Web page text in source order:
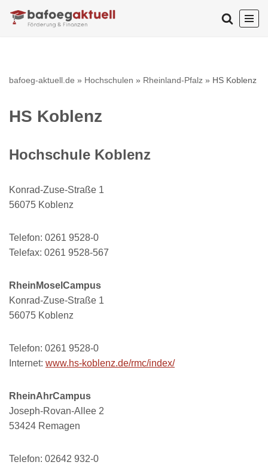
bafoeg-aktuell.de » Hochschulen » Rheinland-Pfalz » HS Koblenz
HS Koblenz
Hochschule Koblenz
Konrad-Zuse-Straße 1
56075 Koblenz
Telefon: 0261 9528-0
Telefax: 0261 9528-567
RheinMoselCampus
Konrad-Zuse-Straße 1
56075 Koblenz
Telefon: 0261 9528-0
Internet: www.hs-koblenz.de/rmc/index/
RheinAhrCampus
Joseph-Rovan-Allee 2
53424 Remagen
Telefon: 02642 932-0